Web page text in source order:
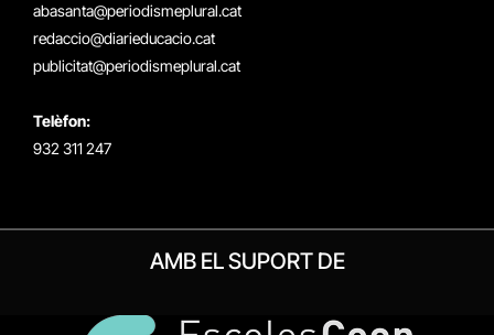
abasanta@periodismeplural.cat
redaccio@diarieducacio.cat
publicitat@periodismeplural.cat
Telèfon:
932 311 247
AMB EL SUPORT DE